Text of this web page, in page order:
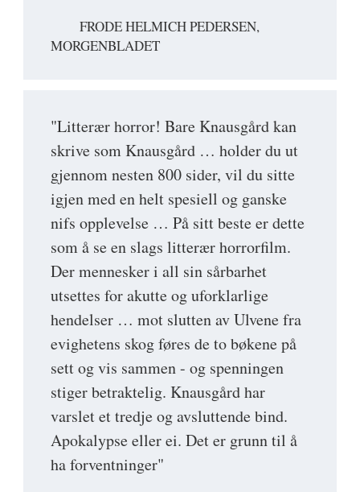
FRODE HELMICH PEDERSEN,
MORGENBLADET
"Litterær horror! Bare Knausgård kan
skrive som Knausgård … holder du ut
gjennom nesten 800 sider, vil du sitte
igjen med en helt spesiell og ganske
nifs opplevelse … På sitt beste er dette
som å se en slags litterær horrorfilm.
Der mennesker i all sin sårbarhet
utsettes for akutte og uforklarlige
hendelser … mot slutten av Ulvene fra
evighetens skog føres de to bøkene på
sett og vis sammen - og spenningen
stiger betraktelig. Knausgård har
varslet et tredje og avsluttende bind.
Apokalypse eller ei. Det er grunn til å
ha forventninger"